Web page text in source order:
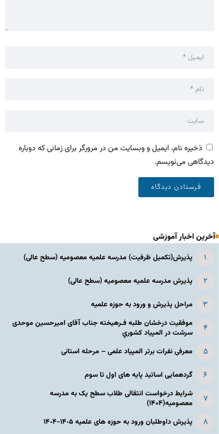
ذخیره نام، ایمیل و وبسایت من در مرورگر برای زمانی که دوباره
دیدگاهی می‌نویسم.
آخرین اخبار آموزشی
پذیرش(تکمیل ظرفیت) مدرسه علمیه معصومیه‌ (سطح عالی)
پذیرش مدرسه علمیه معصومیه‌ (سطح عالی)
مراحل پذیرش و ورود به حوزه علمیه
موفقیت درخشان طلبه فـرهیخته جناب آقای امیرحسین موحدی
سرشت در المپياد كشوري
معرفی نفرات برتر المپیاد علمی – مرحله استانی
گردهمایی اساتید پایه های اول تا سوم
شرایط درخواست انتقالی طلاب سطح یک به مدرسه
معصومیه(۱۴۰۴)
پذیرش داوطلبان ورود به حوزه های علمیه ١۴٠۵-١۴٠۴